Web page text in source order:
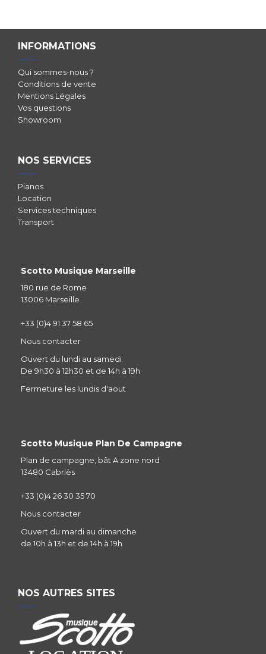
INFORMATIONS
Qui sommes-nous ?
Conditions de vente
Mentions Légales
Vos questions
Showroom
NOS SERVICES
Pianos
Location
Services techniques
Transport
Scotto Musique Marseille
180 rue de Rome
13006 Marseille
+33 (0)4 91 37 58 65
Nous contacter
Ouvert du lundi au samedi
De 9h30 à 12h30 et de 14h à 19h
Fermeture les lundis d'aout
Scotto Musique Plan De Campagne
Plan de campagne, bât A zone nord
13480 Cabriès
+33 (0)4 26 30 35 70
Nous contacter
Ouvert du mardi au dimanche
de 10h à 13h et de 14h à 19h
NOS AUTRES SITES